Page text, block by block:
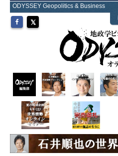
ODYSSEY Geopolitics & Business